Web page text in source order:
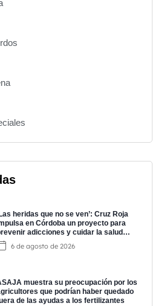
heridas que no se ven’: Cruz Roja
en Córdoba un proyecto para
adicciones y cuidar la salud
6 de agosto de 2026
muestra su preocupación por los
que podrían haber quedado
de las ayudas a los fertilizantes